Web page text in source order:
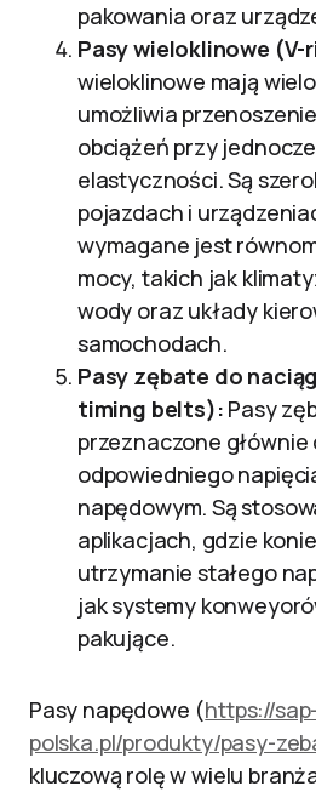
pakowania oraz
Pasy wieloklinowe
wieloklinowe mają
umożliwia
obciążeń przy
elastyczności. Są
pojazdach i
wymagane jest
mocy, takich jak
wody oraz układy
samochodach.
Pasy zębate do
timing belts): Pasy
przeznaczone
odpowiedniego
napędowym. Są
aplikacjach, gdzie
utrzymanie stałego
jak systemy
pakujące.
Pasy napędowe (https://sap-
polska.pl/produkty/pasy-
kluczową rolę w wielu